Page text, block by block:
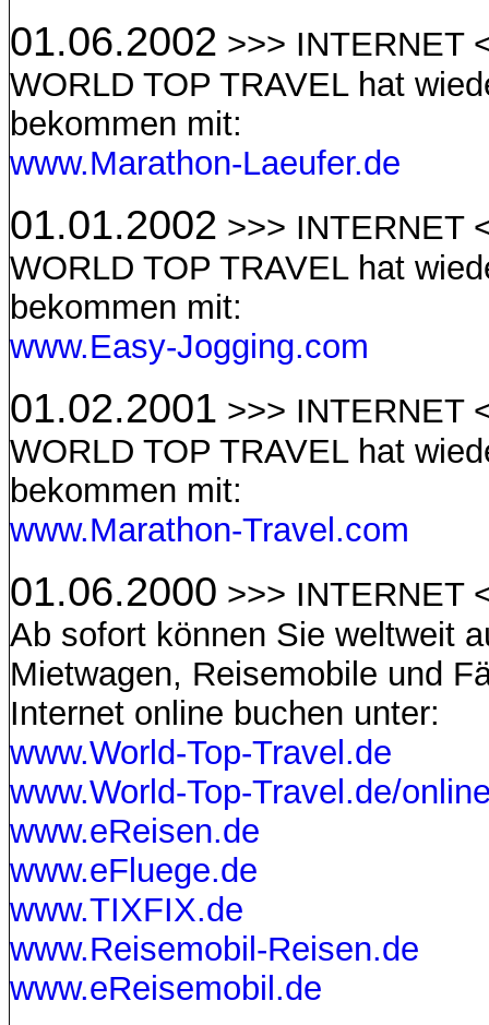
01.06.2002 >>> INTERNET
WORLD TOP TRAVEL hat
bekommen mit:
www.Marathon-Laeufer.de
01.01.2002 >>> INTERNET
WORLD TOP TRAVEL hat
bekommen mit:
www.Easy-Jogging.com
01.02.2001 >>> INTERNET
WORLD TOP TRAVEL hat
bekommen mit:
www.Marathon-Travel.com
01.06.2000 >>> INTERNET
Ab sofort können Sie weltweit
Mietwagen, Reisemobile und
Internet online buchen unter:
www.World-Top-Travel.de
www.World-Top-Travel.de/
www.eReisen.de
www.eFluege.de
www.TIXFIX.de
www.Reisemobil-Reisen.de
www.eReisemobil.de